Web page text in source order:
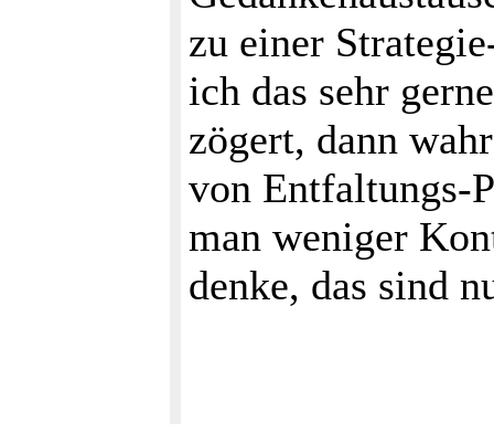
zu einer
ich das sehr
zögert, dann
von Entfaltungs-
man weniger
denke, das sind